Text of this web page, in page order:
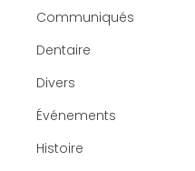
Communiqués
Dentaire
Divers
Événements
Histoire